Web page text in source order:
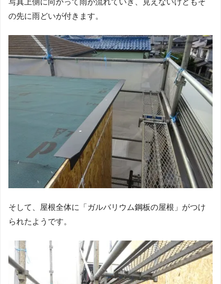
写真上側に向かって雨が流れていき、見えないけどもそ
の先に雨どいが付きます。
そして、屋根全体に「ガルバリウム鋼板の屋根」がつけ
られたようです。